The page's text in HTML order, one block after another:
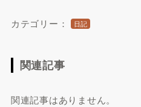
カテゴリー： 日記
関連記事
関連記事はありません。